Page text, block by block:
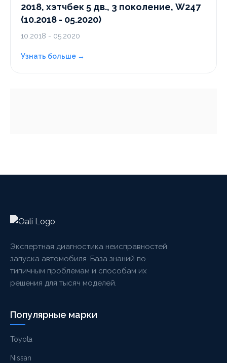
2018, хэтчбек 5 дв., 3 поколение, W247
(10.2018 - 05.2020)
10.2018 - 05.2020
Узнать больше →
Экспертная диагностика неисправностей
запуска автомобиля. База знаний по
типичным проблемам и способам их
решения для тысяч моделей.
Популярные марки
Toyota
Nissan